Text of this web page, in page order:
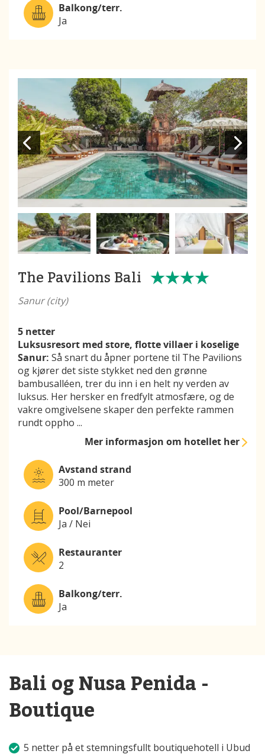
Balkong/terr.
Ja
The Pavilions Bali
Sanur (city)
5 netter
Luksusresort med store, flotte villaer i koselige
Sanur: Så snart du åpner portene til The Pavilions
og kjører det siste stykket ned den grønne
bambusalléen, trer du inn i en helt ny verden av
luksus. Her hersker en fredfylt atmosfære, og de
vakre omgivelsene skaper den perfekte rammen
rundt oppho ...
Mer informasjonom hotellet her
Avstand strand
300 m meter
Pool/Barnepool
Ja / Nei
Restauranter
2
Balkong/terr.
Ja
Bali og Nusa Penida -
Boutique
5 netter på et stemningsfullt boutiquehotell i Ubud